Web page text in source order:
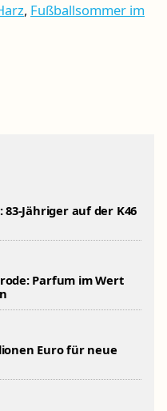
, Fußballsommer im
Jähriger auf der K46
Parfum im Wert
Euro für neue